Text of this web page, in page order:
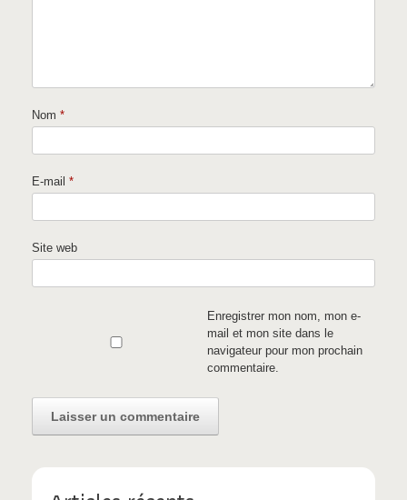
Nom *
E-mail *
Site web
Enregistrer mon nom, mon e-
mail et mon site dans le
navigateur pour mon prochain
commentaire.